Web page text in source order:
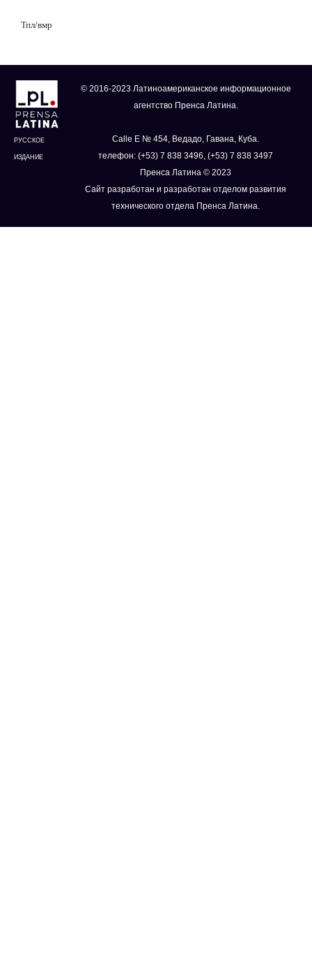
Тпл/вмр
РУССКОЕ
ИЗДАНИЕ
© 2016-2023 Латиноамериканское информационное
агентство Пренса Латина.
Calle E № 454, Ведадо, Гавана, Куба.
телефон: (+53) 7 838 3496, (+53) 7 838 3497
Пренса Латина © 2023
Сайт разработан и разработан отделом развития
технического отдела Пренса Латина.